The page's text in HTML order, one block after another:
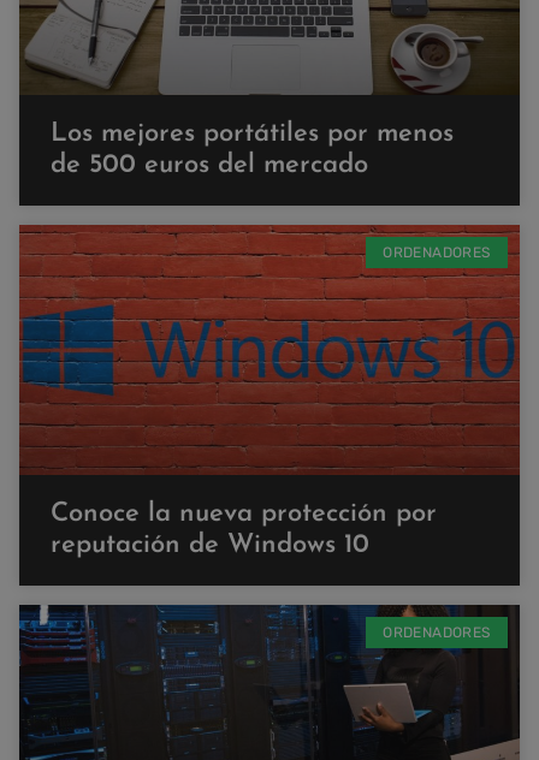
Los mejores portátiles por menos
de 500 euros del mercado
ORDENADORES
Conoce la nueva protección por
reputación de Windows 10
ORDENADORES